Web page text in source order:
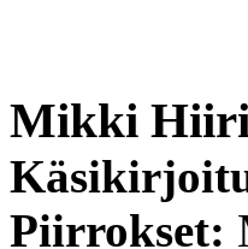
Mikki
Piirrokset: